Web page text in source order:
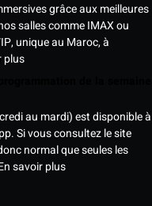
grâce aux meilleures
salles comme IMAX ou
unique au Maroc, à
plus
au mardi) est disponible à
Si vous consultez le site
normal que seules les
savoir plus